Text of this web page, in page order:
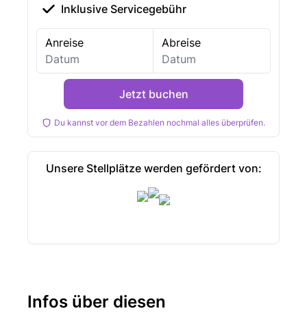
Inklusive Servicegebühr
Anreise Abreise
Jetzt buchen
Du kannst vor dem Bezahlen nochmal alles überprüfen.
Unsere Stellplätze werden gefördert von:
Infos über diesen